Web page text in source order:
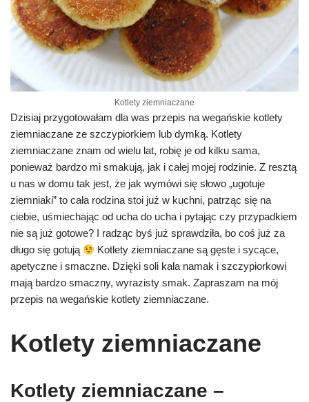
Kotlety ziemniaczane
Dzisiaj przygotowałam dla was przepis na wegańskie kotlety
ziemniaczane ze szczypiorkiem lub dymką. Kotlety
ziemniaczane znam od wielu lat, robię je od kilku sama,
ponieważ bardzo mi smakują, jak i całej mojej rodzinie. Z resztą
u nas w domu tak jest, że jak wymówi się słowo „ugotuje
ziemniaki” to cała rodzina stoi już w kuchni, patrząc się na
ciebie, uśmiechając od ucha do ucha i pytając czy przypadkiem
nie są już gotowe? I radząc byś już sprawdziła, bo coś już za
długo się gotują
Kotlety ziemniaczane są gęste i sycące,
apetyczne i smaczne. Dzięki soli kala namak i szczypiorkowi
mają bardzo smaczny, wyrazisty smak. Zapraszam na mój
przepis na wegańskie kotlety ziemniaczane.
Kotlety ziemniaczane
Kotlety ziemniaczane –